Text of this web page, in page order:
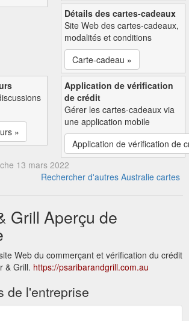
Détails des cartes-cadeaux
Site Web des cartes-cadeaux,
modalités et conditions
Carte-cadeau »
»
Application de vérification
de crédit
Gérer les cartes-cadeaux via
une application mobile
Application de vérification de
13 mars 2022
Rechercher d'autres Australie cartes
Grill Aperçu de
Web du commerçant et vérification du crédit
& Grill. https://psaribarandgrill.com.au
de l'entreprise